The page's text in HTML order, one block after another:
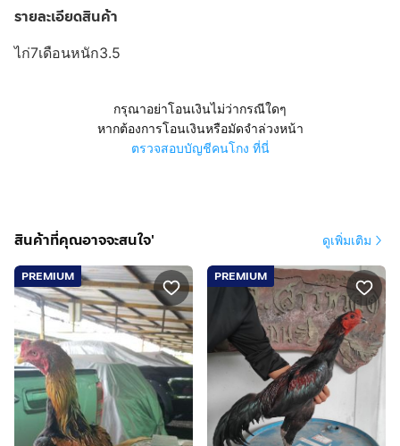
รายละเอียดสินค้า
ไก่7เดือนหนัก3.5
กรุณาอย่าโอนเงินไม่ว่ากรณีใดๆ
หากต้องการโอนเงินหรือมัดจำล่วงหน้า
ตรวจสอบบัญชีคนโกง ที่นี่
สินค้าที่คุณอาจจะสนใจ' ดูเพิ่มเติม
PREMIUM PREMIUM